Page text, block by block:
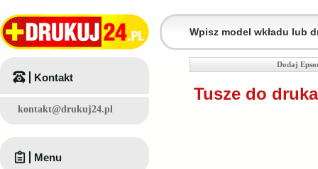
Dodaj
Tusze do
Kontakt
kontakt@drukuj24.pl
Menu